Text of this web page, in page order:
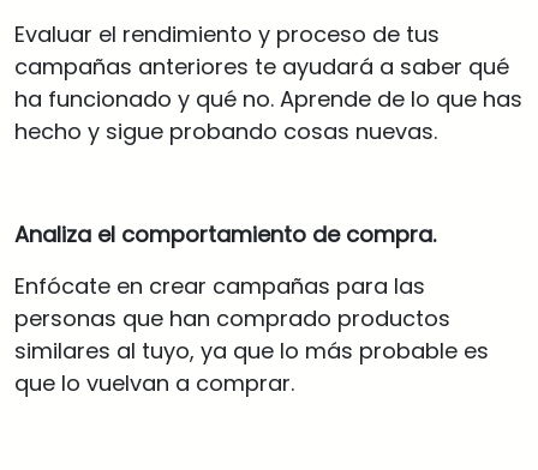
Evaluar el rendimiento y proceso de tus
campañas anteriores te ayudará a saber qué
ha funcionado y qué no. Aprende de lo que has
hecho y sigue probando cosas nuevas.
Analiza el comportamiento de compra.
Enfócate en crear campañas para las
personas que han comprado productos
similares al tuyo, ya que lo más probable es
que lo vuelvan a comprar.